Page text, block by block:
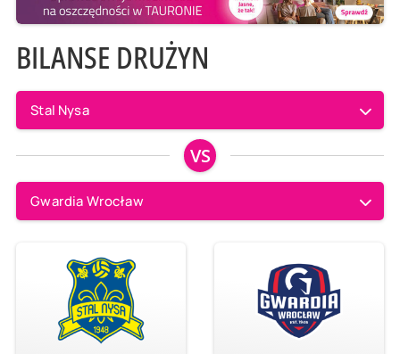
BILANSE DRUŻYN
Stal Nysa
VS
Gwardia Wrocław